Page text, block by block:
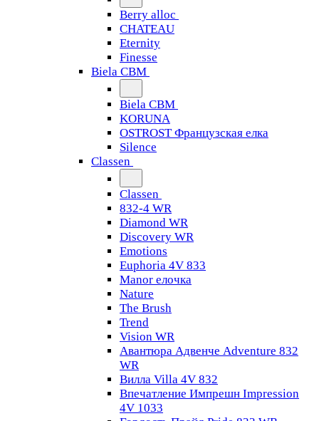
Berry alloc
CHATEAU
Eternity
Finesse
Biela CBM
Biela CBM
KORUNA
OSTROST Французская елка
Silence
Classen
Classen
832-4 WR
Diamond WR
Discovery WR
Emotions
Euphoria 4V 833
Manor елочка
Nature
The Brush
Trend
Vision WR
Авантюра Адвенче Adventure 832
WR
Вилла Villa 4V 832
Впечатление Импрешн Impression
4V 1033